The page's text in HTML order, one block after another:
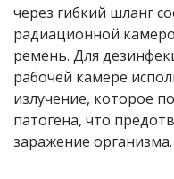
через гибкий шланг
радиационной
ремень. Для
рабочей камере
излучение, которое
патогена, что
заражение организма.